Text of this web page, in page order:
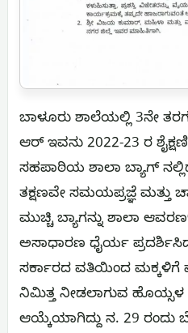
ಬಾಳೂರು ಶಾಲೆಯಲ್ಲಿ 3ನೇ
ಆರ್ ಇವನು 2022-23 ರ
ಸಹಪಾಠಿಯ ಶಾಲಾ ಬ್ಯಾಗ್
ತಕ್ಷಣವೇ ಸಮಯಪ್ರಜ್ಞೆ ಮತ್ತು
ಮುಚ್ಚಿ ಬ್ಯಾಗನ್ನು ಶಾಲಾ
ಅಸಾಧಾರಣ ಧೈರ್ಯ
ಸರ್ಕಾರದ ವತಿಯಿಂದ ಮಕ್ಕಳಿಗೆ
ನಿಮಿತ್ತ ನೀಡಲಾಗುವ ಹೊಯ್ಸಳ
ಆಯ್ಕೆಯಾಗಿದ್ದು ನ. 29 ರಂದು